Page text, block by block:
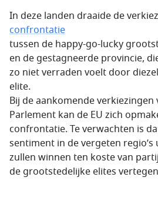
In deze landen draaide de
confrontatie
tussen de happy-go-lucky
en de gestagneerde provincie,
zo niet verraden voelt door
elite.
Bij de aankomende
Parlement kan de EU zich
confrontatie. Te verwachten is
sentiment in de vergeten regio’s
zullen winnen ten koste van
de grootstedelijke elites